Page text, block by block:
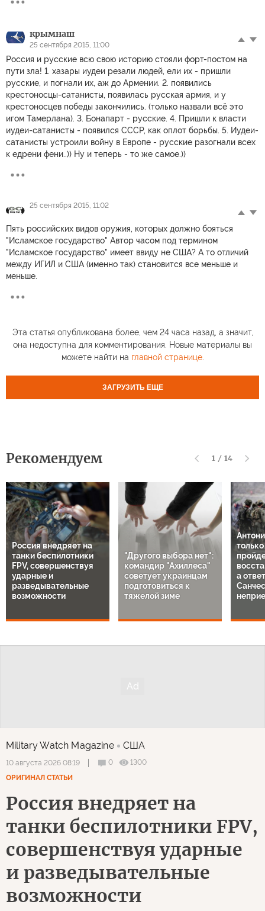
крымнаш
25 сентября 2015, 11:00
Россия и русские всю свою историю стояли форт-постом на
пути зла! 1. хазары иудеи резали людей, ели их - пришли
русские, и погнали их, аж до Армении. 2. появились
крестоносцы-сатанисты, появилась русская армия, и у
крестоносцев победы закончились. (только назвали всё это
игом Тамерлана). 3. Бонапарт - русские. 4. Пришли к власти
иудеи-сатанисты - появился СССР, как оплот борьбы. 5. Иудеи-
сатанисты устроили войну в Европе - русские разогнали всех
к едрени фени..)) Ну и теперь - то же самое.))
25 сентября 2015, 11:02
Пять российских видов оружия, которых должно бояться
"Исламское государство" Автор часом под термином
"Исламское государство" имеет ввиду не США? А то отличий
между ИГИЛ и США (именно так) становится все меньше и
меньше.
Эта статья опубликована более, чем 24 часа назад, а значит,
она недоступна для комментирования. Новые материалы вы
можете найти на главной странице.
ЗАГРУЗИТЬ ЕЩЕ
Рекомендуем 1 / 14
Россия внедряет на
танки беспилотники
FPV, совершенствуя
ударные и
разведывательные
возможности
"Другого выбора нет":
командир "Ахиллеса"
советует украинцам
подготовиться к
тяжелой зиме
а
Military Watch Magazine США
10 августа 2026 08:19 0
1300
ОРИГИНАЛ СТАТЬИ
Россия внедряет на
танки беспилотники FPV,
совершенствуя ударные
и разведывательные
возможности